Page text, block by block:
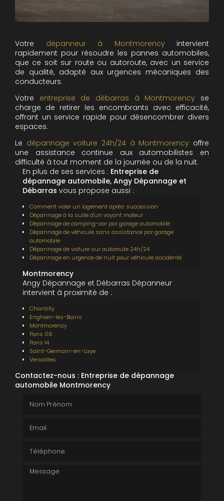
Votre dépanneur à Montmorencyintervient
rapidement pour résoudre les pannes automobiles,
que ce soit sur route ou autoroute, avec un service
de qualité, adapté aux urgences mécaniques des
conducteurs.
Votre entreprise de débarras à Montmorency se
charge de retirer les encombrants avec efficacité,
offrant un service rapide pour désencombrer divers
espaces.
Le dépannage voiture 24h/24 à Montmorency offre
une assistance continue aux automobilistes en
difficulté à tout moment de la journée ou de la nuit.
En plus de ses services : Entreprise de
dépannage automobile, Angy Dépannage et
Débarras vous propose aussi :
Comment vider un logement après succession
Dépannage à la suite d'un voyant moteur
Dépannage de camping-car par garage automobile
Dépannage de véhicule sans assistance par garage
automobile
Dépannage de voiture sur autoroute 24h/24
Dépannage en urgence de nuit pour véhicule accidenté
Montmorency
Angy Dépannage et Débarras Dépanneur
intervient à proximité de :
Chantilly
Enghien-les-Bains
Montmorency
Paris 06
Paris 14
Saint-Germain-en-Laye
Versailles
Contactez-nous : Entreprise de dépannage
automobile Montmorency
Message